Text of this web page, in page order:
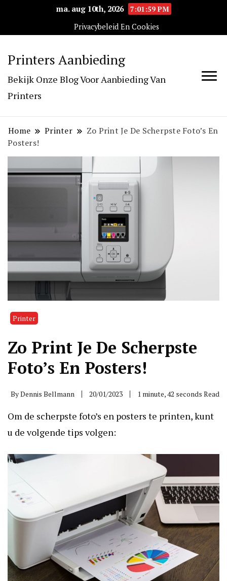
ma. aug 10th, 2026
7:02:00 PM
Privacybeleid En Cookies
Printers Aanbieding
Bekijk Onze Blog Voor Aanbieding Van
Printers
Home Printer
Zo Print Je De Scherpste Foto’s En
Posters!
Printer
Zo Print Je De Scherpste
Foto’s En Posters!
ByDennis Bellmann 20/01/2023 1 minute, 42 seconds Read
Om de scherpste foto’s en posters te printen, kunt
u de volgende tips volgen: